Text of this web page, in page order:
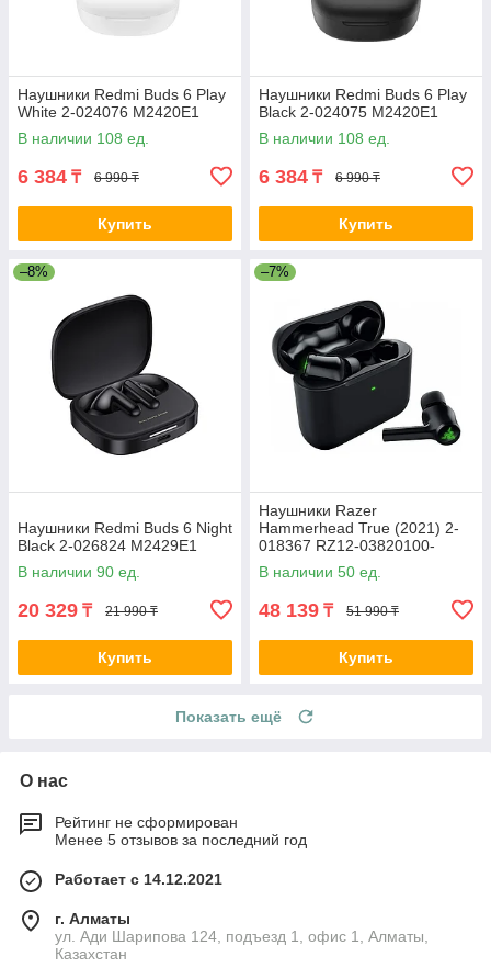
Наушники Redmi Buds 6 Play
White 2-024076 M2420E1
В наличии 108 ед.
6 384 ₸ 6 990 ₸
Купить
Наушники Redmi Buds 6 Play
Black 2-024075 M2420E1
В наличии 108 ед.
6 384 ₸ 6 990 ₸
Купить
–8%
Наушники Redmi Buds 6 Night
Black 2-026824 M2429E1
В наличии 90 ед.
20 329 ₸ 21 990 ₸
Купить
–7%
Наушники Razer
Hammerhead True (2021) 2-
018367 RZ12-03820100-
R3G1
В наличии 50 ед.
48 139 ₸ 51 990 ₸
Купить
Показать ещё
О нас
Рейтинг не сформирован
Менее 5 отзывов за последний год
Работает с 14.12.2021
г. Алматы
ул. Ади Шарипова 124, подъезд 1, офис 1, Алматы,
Казахстан